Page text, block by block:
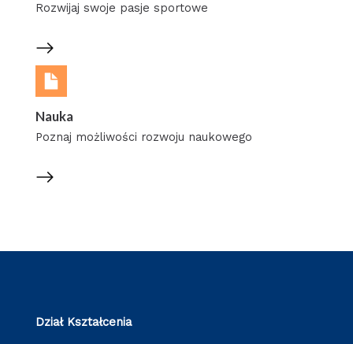
Rozwijaj swoje pasje sportowe
Nauka
Poznaj możliwości rozwoju naukowego
Dział Kształcenia